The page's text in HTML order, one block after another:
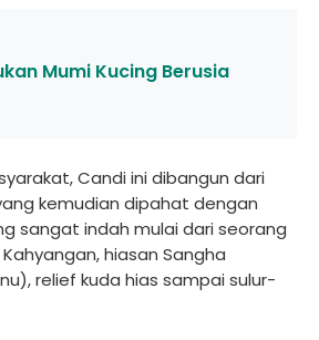
Mumi Kucing Berusia
Candi ini dibangun dari
kemudian dipahat dengan
sangat indah mulai dari seorang
hiasan Sangha
relief kuda hias sampai sulur-